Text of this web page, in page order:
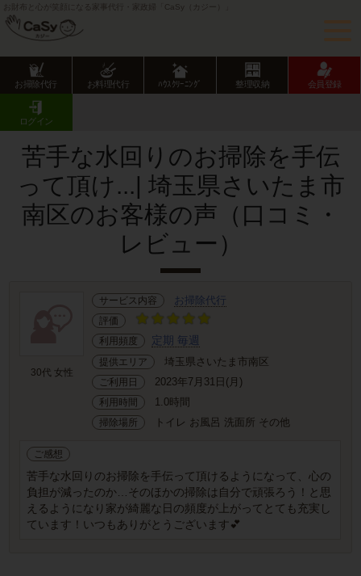
お財布と心が笑顔になる家事代行・家政婦「CaSy（カジー）」
お掃除代行 お料理代行 ﾊｳｽｸﾘｰﾆﾝｸﾞ 整理収納 会員登録
ログイン
CaSy TOP
お客様の声･口コミ詳細
苦手な水回りのお掃除を手伝
って頂け...| 埼玉県さいたま市
南区のお客様の声（口コミ・
レビュー）
30代 女性
サービス内容 お掃除代行
評価
利用頻度
定期 毎週
提供エリア 埼玉県さいたま市南区
ご利用日 2023年7月31日(月)
利用時間 1.0時間
掃除場所 トイレ お風呂 洗面所 その他
ご感想
苦手な水回りのお掃除を手伝って頂けるようになって、心の
負担が減ったのか…そのほかの掃除は自分で頑張ろう！と思
えるようになり家が綺麗な日の頻度が上がってとても充実し
ています！いつもありがとうございます💕